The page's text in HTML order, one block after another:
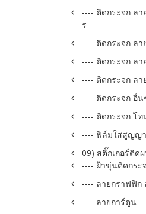
---- ติดกระจก ลา
ร
---- ติดกระจก ล
---- ติดกระจก ลา
---- ติดกระจก ล
---- ติดกระจก อื่
---- ติดกระจก โ
---- ฟิล์มใสสูญญ
09) สติ๊กเกอร์ติด
---- ฝ้าขุ่นติดกระ
---- ลายกราฟฟิก
---- ลายการ์ตูน